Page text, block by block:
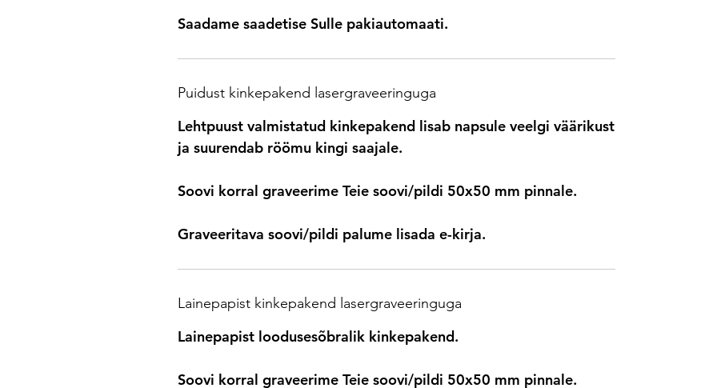
Saadame saadetise Sulle pakiautomaati.
Puidust kinkepakend lasergraveeringuga
Lehtpuust valmistatud kinkepakend lisab napsule veelgi väärikust
ja suurendab röömu kingi saajale.
Soovi korral graveerime Teie soovi/pildi 50x50 mm pinnale.
Graveeritava soovi/pildi palume lisada e-kirja.
Lainepapist kinkepakend lasergraveeringuga
Lainepapist loodusesõbralik kinkepakend.
Soovi korral graveerime Teie soovi/pildi 50x50 mm pinnale.